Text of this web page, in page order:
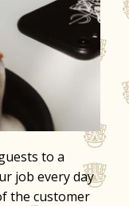
to a
job every day
the customer